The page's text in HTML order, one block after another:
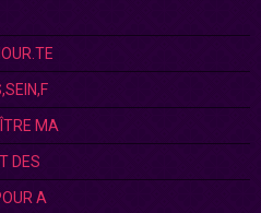
MA
DES
A